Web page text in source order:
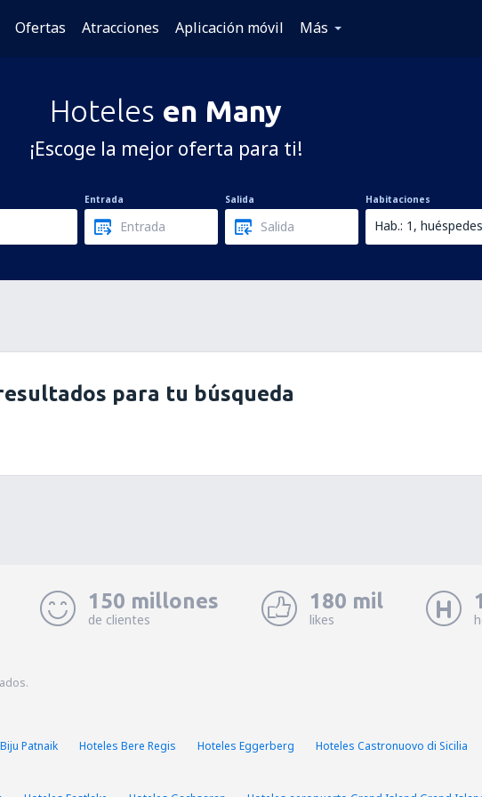
Ofertas Atracciones Aplicación móvil Más
Hoteles en Many
¡Escoge la mejor oferta para ti!
Entrada Salida Habitaciones
Hab.: 1,
para tu búsqueda
150 millones
de clientes
180 mil
likes
Patnaik Hoteles Bere Regis Hoteles Eggerberg
Hoteles Castronuovo di Sicilia